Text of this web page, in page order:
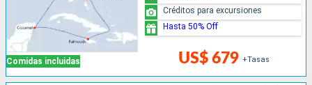
Comidas incluidas US$ 679 +Tasas
Créditos para excursiones
Hasta 50% Off